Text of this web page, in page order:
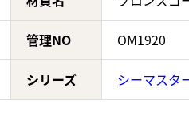
管理NO OM1920
シリーズ シーマスタ